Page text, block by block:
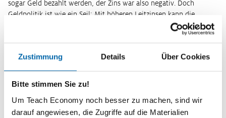
Zustimmung Details Über Cookies
Bitte stimmen Sie zu!
Um Teach Economy noch besser zu machen, sind wir
darauf angewiesen, die Zugriffe auf die Materialien
sogar Geld bezahlt werden, der Zins war also negativ. Doch
Geldpolitik ist wie ein Seil: Mit höheren Leitzinsen kann die
Zentralbank in normalen Zeiten zwar Geld aus dem Kreislauf
„ziehen“, weil die Banken dann ihre Kredite verteuern müssen und
„hineinschieben“ kann die Zentralbank aber nicht. So auch nach
der Finanzkrise: Den Banken half das billige Zentralbankgeld zwar
ihr Überleben zu sichern, mehr Kredite konnten und wollten sie
die Nullzinspolitik auch nicht zu deutlich mehr
Wirtschaftswachstum und Inflation wie in Abb. 1 links dargestellt,